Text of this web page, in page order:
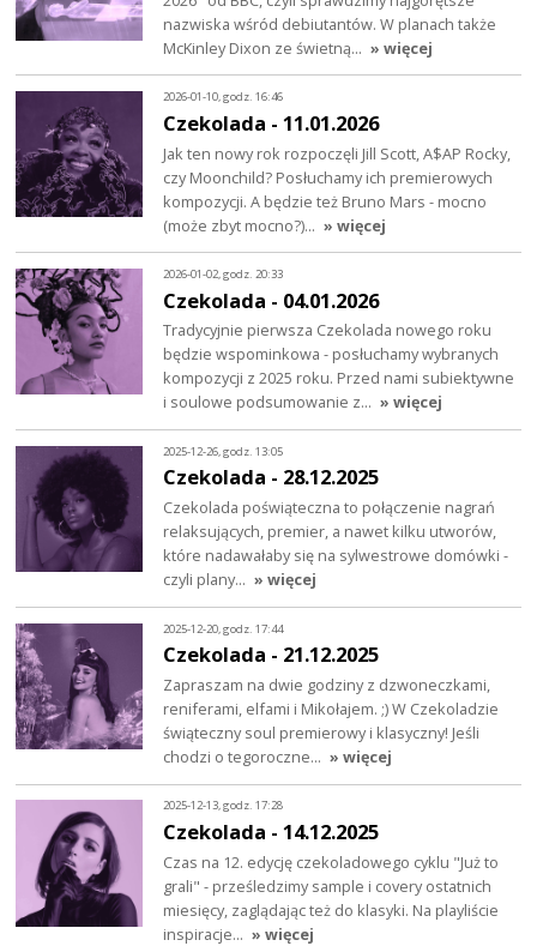
nazwiska wśród debiutantów. W planach także
McKinley Dixon ze świetną… » więcej
2026-01-10, godz. 16:46
Czekolada - 11.01.2026
Jak ten nowy rok rozpoczęli Jill Scott, A$AP Rocky,
czy Moonchild? Posłuchamy ich premierowych
kompozycji. A będzie też Bruno Mars - mocno
(może zbyt mocno?)… » więcej
2026-01-02, godz. 20:33
Czekolada - 04.01.2026
Tradycyjnie pierwsza Czekolada nowego roku
będzie wspominkowa - posłuchamy wybranych
kompozycji z 2025 roku. Przed nami subiektywne
i soulowe podsumowanie z… » więcej
2025-12-26, godz. 13:05
Czekolada - 28.12.2025
Czekolada poświąteczna to połączenie nagrań
relaksujących, premier, a nawet kilku utworów,
które nadawałaby się na sylwestrowe domówki -
czyli plany… » więcej
2025-12-20, godz. 17:44
Czekolada - 21.12.2025
Zapraszam na dwie godziny z dzwoneczkami,
reniferami, elfami i Mikołajem. ;) W Czekoladzie
świąteczny soul premierowy i klasyczny! Jeśli
chodzi o tegoroczne… » więcej
2025-12-13, godz. 17:28
Czekolada - 14.12.2025
Czas na 12. edycję czekoladowego cyklu "Już to
grali" - prześledzimy sample i covery ostatnich
miesięcy, zaglądając też do klasyki. Na playliście
inspiracje… » więcej